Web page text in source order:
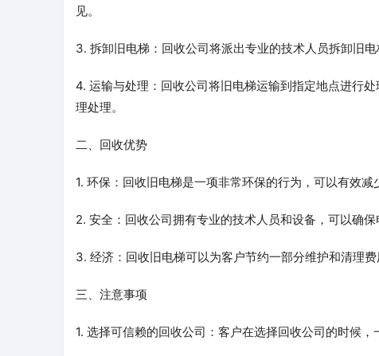
见。
3. 拆卸旧电梯：回收公司将派出专业的技术人员拆卸旧
4. 运输与处理：回收公司将旧电梯运输到指定地点进行
理处理。
二、回收优势
1. 环保：回收旧电梯是一项非常环保的行为，可以有效
2. 安全：回收公司拥有专业的技术人员和设备，可以确
3. 经济：回收旧电梯可以为客户节约一部分维护和清理
三、注意事项
1. 选择可信赖的回收公司：客户在选择回收公司的时候，